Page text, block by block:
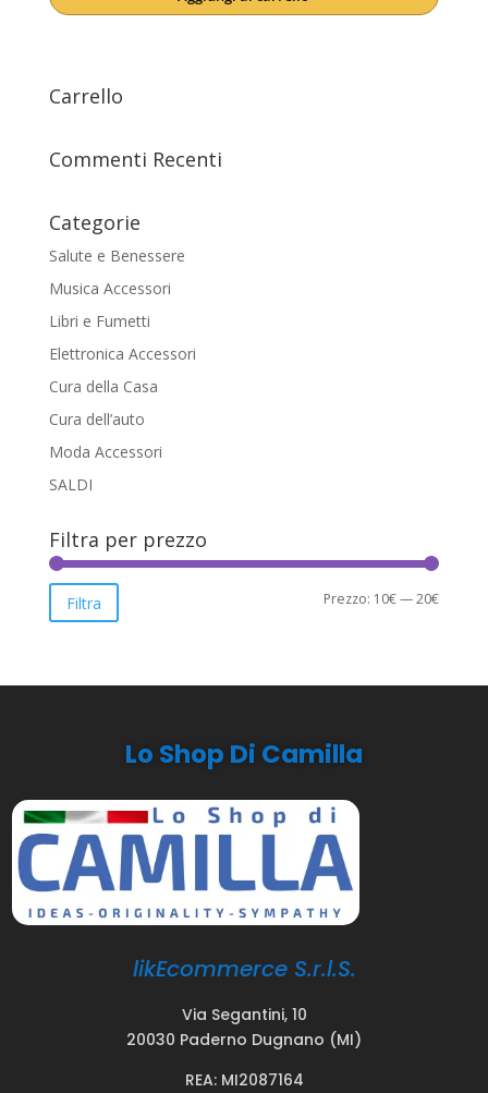
Carrello
Commenti Recenti
Categorie
Salute e Benessere
Musica Accessori
Libri e Fumetti
Elettronica Accessori
Cura della Casa
Cura dell’auto
Moda Accessori
SALDI
Filtra per prezzo
Prezzo
Prezzo
Filtra Prezzo: 10€—20€
Lo Shop Di Camilla
likEcommerce S.r.l.S.
Via Segantini, 10
20030 Paderno Dugnano (MI)
REA: MI2087164